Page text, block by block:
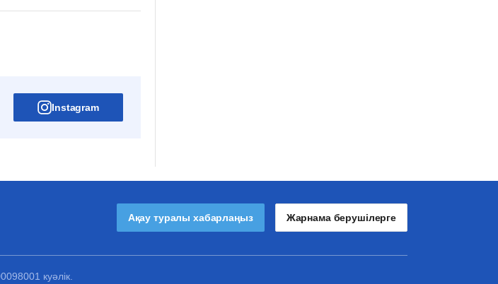
Instagram
Ақау туралы хабарлаңыз Жарнама берушілерге
куәлік.